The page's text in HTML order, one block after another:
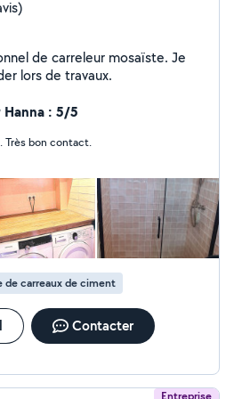
de carreleur mosaïste. Je
lors de travaux.
Hanna : 5/5
Très bon contact.
de carreaux de ciment
Contacter
Entreprise